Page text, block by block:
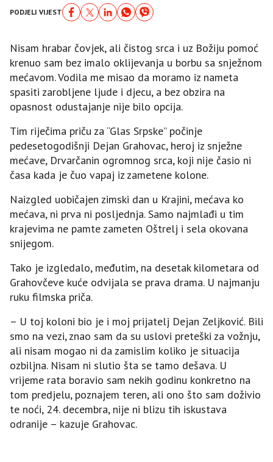
PODJELI VIJEST
Nisam hrabar čovjek, ali čistog srca i uz Božiju pomoć
krenuo sam bez imalo oklijevanja u borbu sa snježnom
mećavom. Vodila me misao da moramo iz nameta
spasiti zarobljene ljude i djecu, a bez obzira na
opasnost odustajanje nije bilo opcija.
Tim riječima priču za “Glas Srpske” počinje
pedesetogodišnji Dejan Grahovac, heroj iz snježne
mećave, Drvarčanin ogromnog srca, koji nije časio ni
časa kada je čuo vapaj iz zametene kolone.
Naizgled uobičajen zimski dan u Krajini, mećava ko
mećava, ni prva ni posljednja. Samo najmlađi u tim
krajevima ne pamte zameten Oštrelj i sela okovana
snijegom.
Tako je izgledalo, međutim, na desetak kilometara od
Grahovčeve kuće odvijala se prava drama. U najmanju
ruku filmska priča.
– U toj koloni bio je i moj prijatelj Dejan Zeljković. Bili
smo na vezi, znao sam da su uslovi preteški za vožnju,
ali nisam mogao ni da zamislim koliko je situacija
ozbiljna. Nisam ni slutio šta se tamo dešava. U
vrijeme rata boravio sam nekih godinu konkretno na
tom predjelu, poznajem teren, ali ono što sam doživio
te noći, 24. decembra, nije ni blizu tih iskustava
odranije – kazuje Grahovac.